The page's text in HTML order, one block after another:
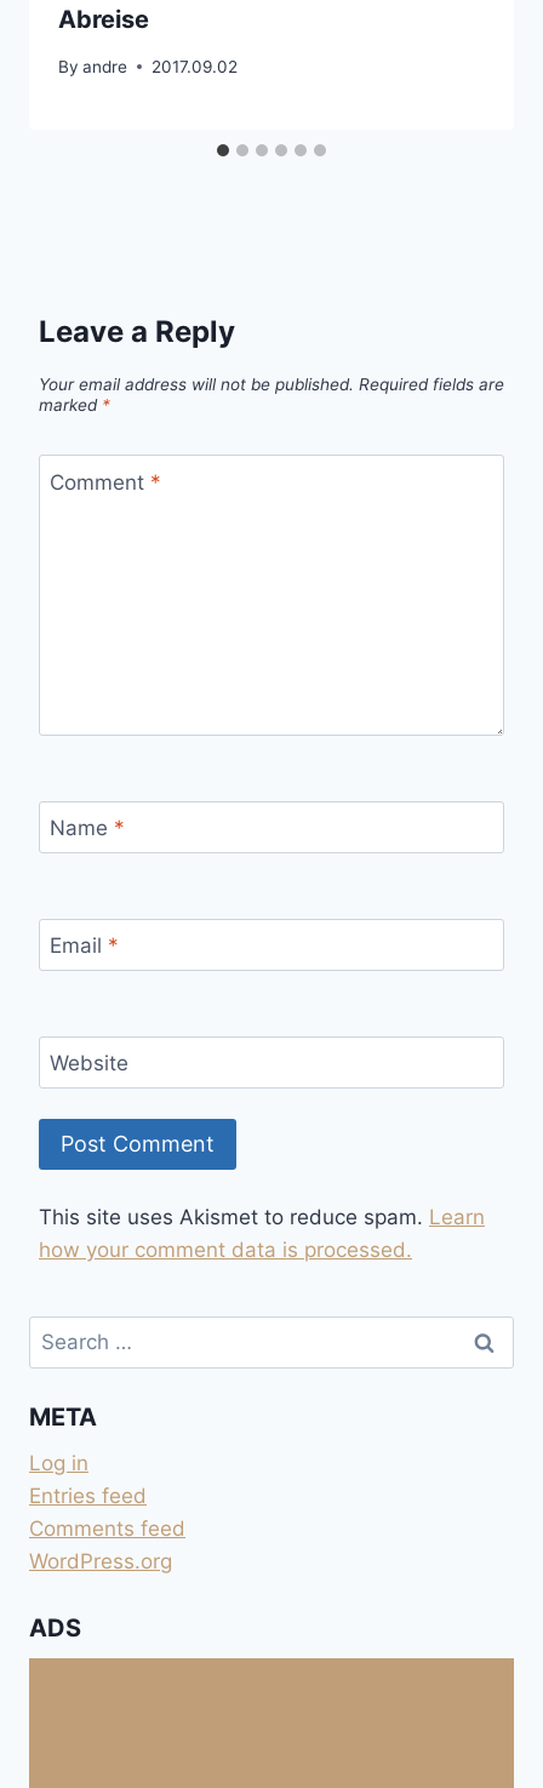
Abreise
By andre 2017.09.02
Leave a Reply
Your email address will not be published. Required fields are
marked *
Comment *
Name *
Email *
Website
This site uses Akismet to reduce spam. Learn
how your comment data is processed.
Search
for:
META
Log in
Entries feed
Comments feed
WordPress.org
ADS